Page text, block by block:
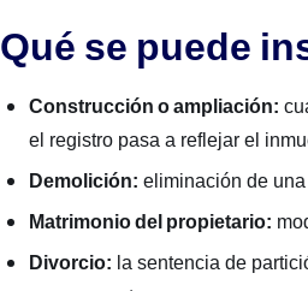
Qué se puede
Construcción o ampliación:
el registro pasa a reflejar el
Demolición: eliminación de
Matrimonio del propietario:
Divorcio: la sentencia de